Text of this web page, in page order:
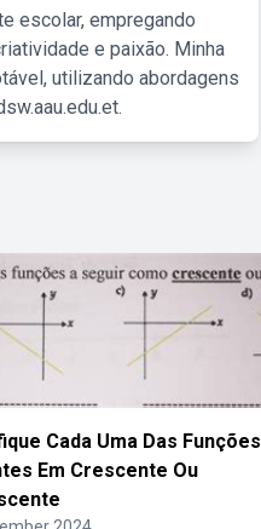
escolar, empregando
e paixão. Minha
utilizando abordagens
Cada Uma Das Funções
Em Crescente Ou